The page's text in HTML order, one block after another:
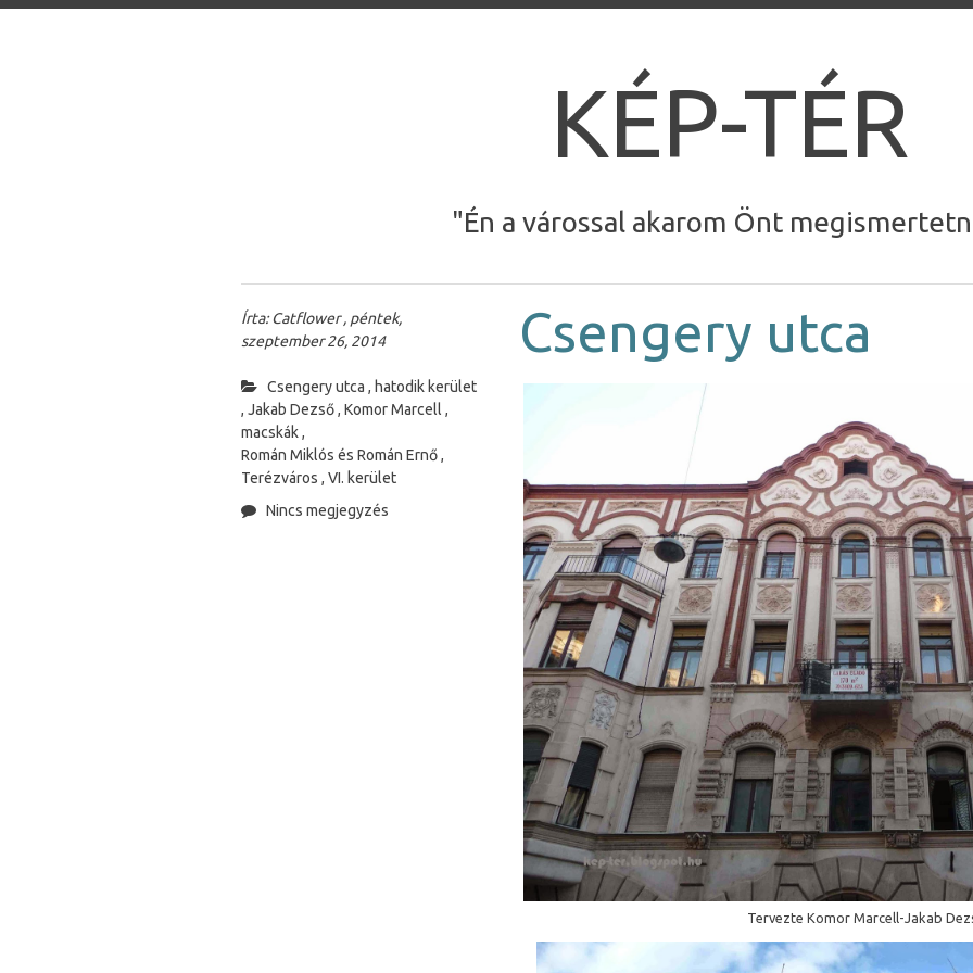
KÉP-TÉR
"Én a várossal akarom Önt
Csengery utca
Tervezte Komor Marcell-Jakab
Írta: Catflower , péntek,
szeptember 26, 2014
Csengery utca , hatodik kerület
, Jakab Dezső, Komor Marcell ,
macskák,
Román Miklós és Román Ernő,
Terézváros , VI. kerület
Nincs megjegyzés